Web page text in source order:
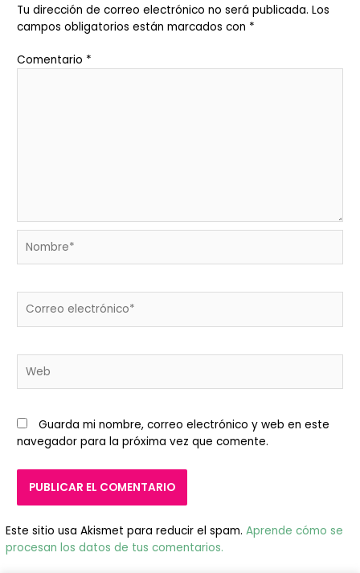
Tu dirección de correo electrónico no será publicada. Los
campos obligatorios están marcados con *
Comentario *
electrónico*
Guarda mi nombre, correo electrónico y web en este
navegador para la próxima vez que comente.
Este sitio usa Akismet para reducir el spam.Aprende cómo se
procesan los datos de tus comentarios.